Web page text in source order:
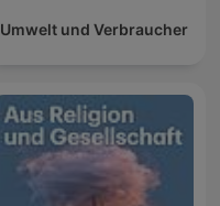
Umwelt und Verbraucher